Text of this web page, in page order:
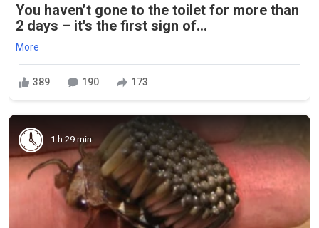
You haven’t gone to the toilet for more than
2 days – it's the first sign of...
More
389 190 173
1 h 29 min